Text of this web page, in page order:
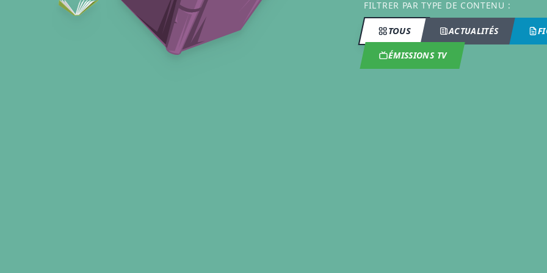
FILTRER PAR TYPE DE CONTENU :
TOUS ACTUALITÉS
ÉMISSIONS TV